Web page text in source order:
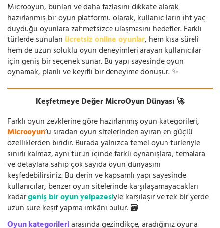
Microoyun, bunları ve daha fazlasını dikkate alarak
hazırlanmış bir oyun platformu olarak, kullanıcıların ihtiyaç
duyduğu oyunlara zahmetsizce ulaşmasını hedefler. Farklı
türlerde sunulan ücretsiz online oyunlar, hem kısa süreli
hem de uzun soluklu oyun deneyimleri arayan kullanıcılar
için geniş bir seçenek sunar. Bu yapı sayesinde oyun
oynamak, planlı ve keyifli bir deneyime dönüşür. ✨
Keşfetmeye Değer MicroOyun Dünyası 🚀
Farklı oyun zevklerine göre hazırlanmış oyun kategorileri,
Microoyun’u sıradan oyun sitelerinden ayıran en güçlü
özelliklerden biridir. Burada yalnızca temel oyun türleriyle
sınırlı kalmaz, aynı türün içinde farklı oynanışlara, temalara
ve detaylara sahip çok sayıda oyun dünyasını
keşfedebilirsiniz. Bu derin ve kapsamlı yapı sayesinde
kullanıcılar, benzer oyun sitelerinde karşılaşamayacakları
kadargeniş bir oyun yelpazesiyle karşılaşır ve tek bir yerde
uzun süre keşif yapma imkânı bulur. 🗃️